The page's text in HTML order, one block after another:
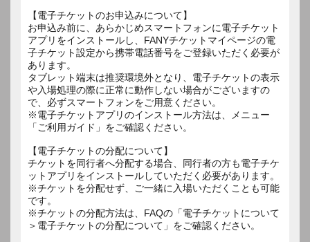
【電子チケットのお申込みについて】
お申込み前に、あらかじめスマートフォンに電子チケット
アプリをインストールし、FANYチケットマイページの電
子チケット設定から携帯電話番号をご登録いただく必要が
あります。
タブレット端末は推奨環境外となり、電子チケットの表示
や入場処理の際に正常に動作しない場合がございますの
で、必ずスマートフォンをご用意ください。
※電子チケットアプリのインストール方法は、メニュー
「ご利用ガイド」をご確認ください。
【電子チケットの分配について】
チケットを同行者へ分配する場合、同行者の方も電子チケ
ットアプリをインストールしていただく必要があります。
※チケットを分配せず、ご一緒に入場いただくことも可能
です。
※チケットの分配方法は、FAQの「電子チケットについて
＞電子チケットの分配について」をご確認ください。